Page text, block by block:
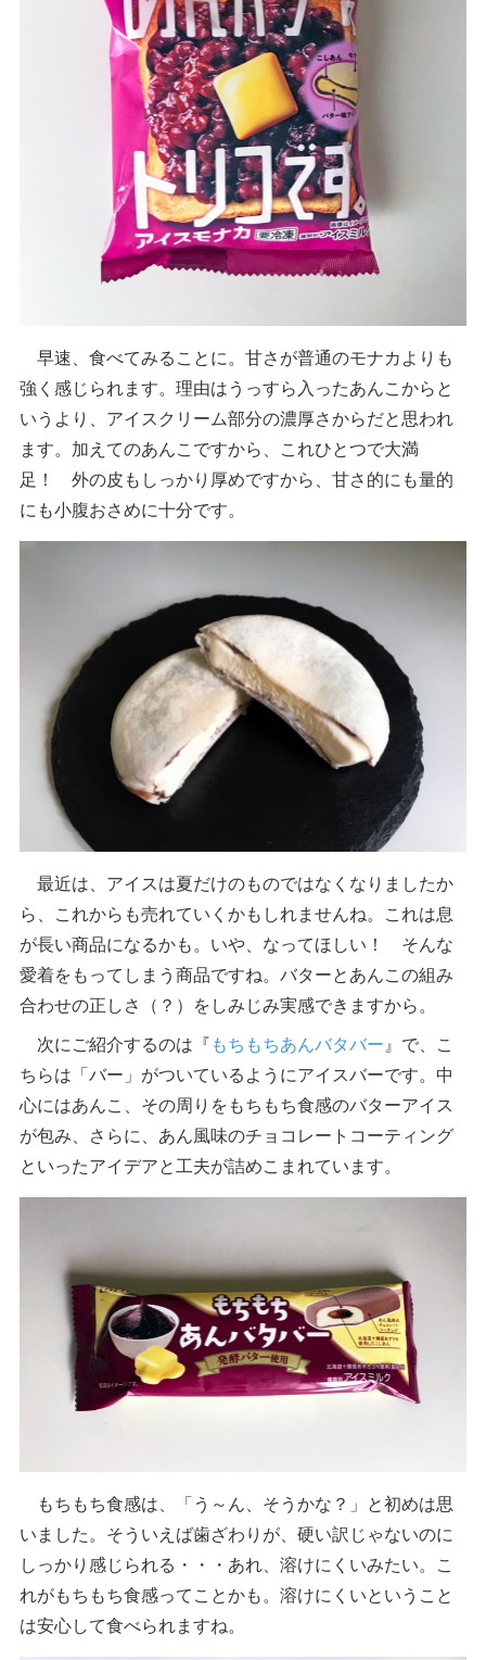
早速、食べてみることに。甘さが普通のモナカよりも
強く感じられます。理由はうっすら入ったあんこからと
いうより、アイスクリーム部分の濃厚さからだと思われ
ます。加えてのあんこですから、これひとつで大満
足！ 外の皮もしっかり厚めですから、甘さ的にも量的
にも小腹おさめに十分です。
最近は、アイスは夏だけのものではなくなりましたか
ら、これからも売れていくかもしれませんね。これは息
が長い商品になるかも。いや、なってほしい！ そんな
愛着をもってしまう商品ですね。バターとあんこの組み
合わせの正しさ（？）をしみじみ実感できますから。
次にご紹介するのは『もちもちあんバタバー』で、こ
ちらは「バー」がついているようにアイスバーです。中
心にはあんこ、その周りをもちもち食感のバターアイス
が包み、さらに、あん風味のチョコレートコーティング
といったアイデアと工夫が詰めこまれています。
もちもち食感は、「う～ん、そうかな？」と初めは思
いました。そういえば歯ざわりが、硬い訳じゃないのに
しっかり感じられる・・・あれ、溶けにくいみたい。こ
れがもちもち食感ってことかも。溶けにくいということ
は安心して食べられますね。